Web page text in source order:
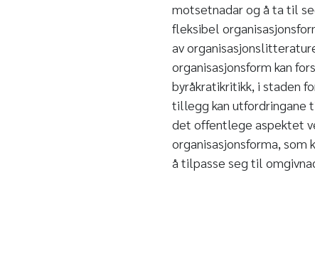
motsetnadar og å ta til
fleksibel
av
organisasjonsform kan
byråkratikritikk, i staden
tillegg kan utfordringane
det offentlege aspektet
organisasjonsforma, som
å tilpasse seg til